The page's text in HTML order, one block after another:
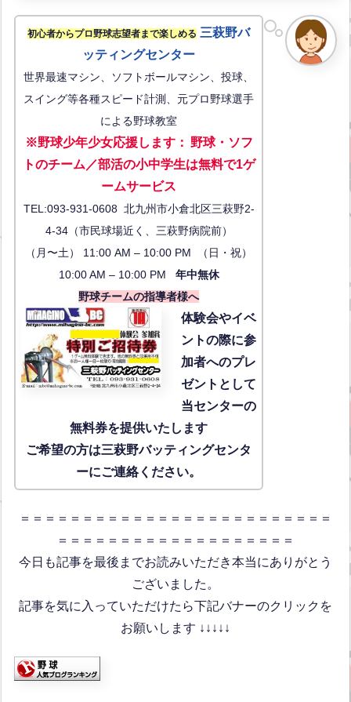
初心者からプロ野球志望者まで楽しめる 三萩野バ
ッティングセンター
世界最速マシン、ソフトボールマシン、投球、
スイング等各種スピード計測、元プロ野球選手
による野球教室
※野球少年少女応援します： 野球・ソフ
トのチーム／部活の小中学生は無料で1ゲ
ームサービス
TEL:093-931-0608 北九州市小倉北区三萩野2-
4-34（市民球場近く、三萩野病院前）
（月〜土） 11:00 AM – 10:00 PM （日・祝）
10:00 AM – 10:00 PM 年中無休
野球チームの指導者様へ
体験会やイベ
ントの際に参
加者へのプレ
ゼントとして
当センターの
無料券を提供いたします
ご希望の方は三萩野バッティングセンタ
ーにご連絡ください。
＝＝＝＝＝＝＝＝＝＝＝＝＝＝＝＝＝＝＝＝＝＝＝＝＝
＝＝＝＝＝＝＝＝＝＝＝＝＝＝＝＝＝＝＝
今日も記事を最後までお読みいただき本当にありがとう
ございました。
記事を気に入っていただけたら下記バナーのクリックを
お願いします ↓↓↓↓↓